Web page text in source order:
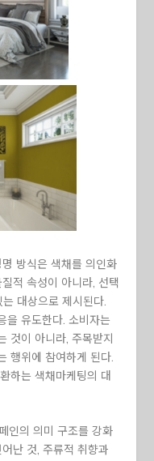
방식은 색채를 의인화
적 속성이 아니라, 선택
대상으로 제시된다.
을 유도한다. 소비자는
것이 아니라, 주목받지
행위에 참여하게 된다.
하는 색채마케팅의 대
인의 의미 구조를 강화
난 것, 주류적 취향과